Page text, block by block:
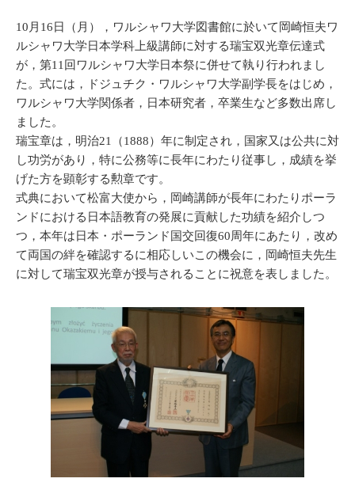
10月16日（月），ワルシャワ大学図書館に於いて岡崎恒夫ワ
ルシャワ大学日本学科上級講師に対する瑞宝双光章伝達式
が，第11回ワルシャワ大学日本祭に併せて執り行われまし
た。式には，ドジュチク・ワルシャワ大学副学長をはじめ，
ワルシャワ大学関係者，日本研究者，卒業生など多数出席し
ました。
瑞宝章は，明治21（1888）年に制定され，国家又は公共に対
し功労があり，特に公務等に長年にわたり従事し，成績を挙
げた方を顕彰する勲章です。
式典において松富大使から，岡崎講師が長年にわたりポーラ
ンドにおける日本語教育の発展に貢献した功績を紹介しつ
つ，本年は日本・ポーランド国交回復60周年にあたり，改め
て両国の絆を確認するに相応しいこの機会に，岡崎恒夫先生
に対して瑞宝双光章が授与されることに祝意を表しました。